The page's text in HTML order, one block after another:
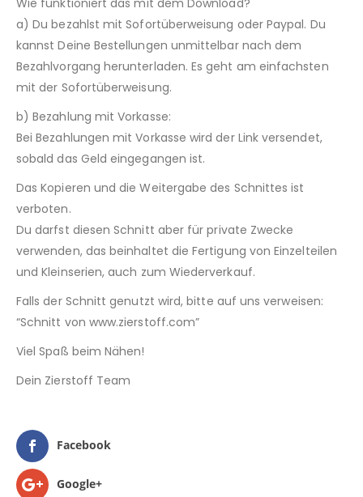
Wie funktioniert das mit dem Download?
a) Du bezahlst mit Sofortüberweisung oder Paypal. Du
kannst Deine Bestellungen unmittelbar nach dem
Bezahlvorgang herunterladen. Es geht am einfachsten
mit der Sofortüberweisung.
b) Bezahlung mit Vorkasse:
Bei Bezahlungen mit Vorkasse wird der Link versendet,
sobald das Geld eingegangen ist.
Das Kopieren und die Weitergabe des Schnittes ist
verboten.
Du darfst diesen Schnitt aber für private Zwecke
verwenden, das beinhaltet die Fertigung von Einzelteilen
und Kleinserien, auch zum Wiederverkauf.
Falls der Schnitt genutzt wird, bitte auf uns verweisen:
“Schnitt von www.zierstoff.com”
Viel Spaß beim Nähen!
Dein Zierstoff Team
Facebook
Google+